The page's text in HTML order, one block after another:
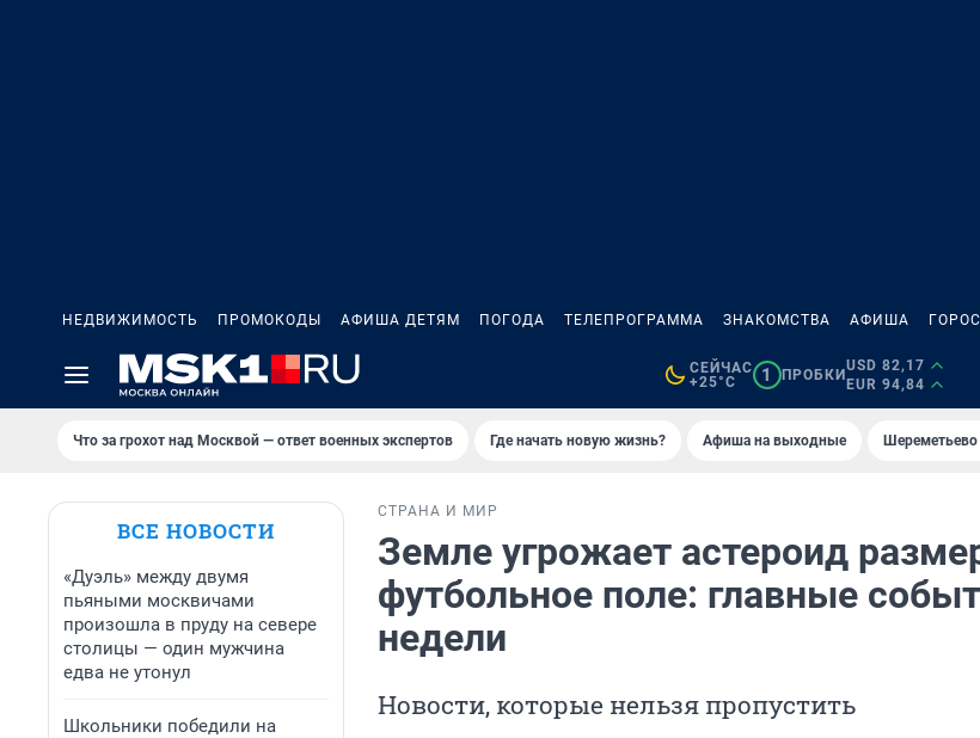
НЕДВИЖИМОСТЬ ПРОМОКОДЫ АФИША ДЕТЯМ ПОГОДА ТЕЛЕПРОГРАММА ЗНАКОМСТВА АФИША
СЕЙЧАС
+25°C
1 ПРОБКИ
USD 82,17
EUR 94,84
Что за грохот над Москвой — ответ военных экспертов Где начать новую жизнь? Афиша на выходные
ВСЕ НОВОСТИ
«Дуэль» между двумя
пьяными москвичами
произошла в пруду на севере
столицы — один мужчина
едва не утонул
Школьники победили на
СТРАНА И МИР
Земле угрожает астероид
футбольное поле: главные
недели
Новости, которые нельзя пропустить